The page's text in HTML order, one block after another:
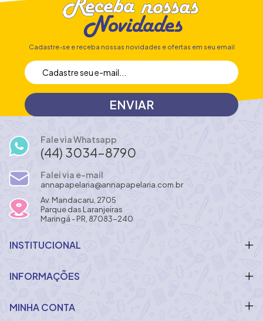
Cadastre-se e receba nossas novidades e ofertas em seu email
Fale via Whatsapp
(44) 3034-8790
Falei via e-mail
annapapelaria@annapapelaria.com.br
Av. Mandacaru, 2705
Parque das Laranjeiras
Maringá - PR, 87083-240
INSTITUCIONAL
INFORMAÇÕES
MINHA CONTA